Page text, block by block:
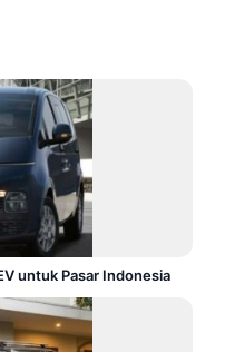
untuk Pasar Indonesia